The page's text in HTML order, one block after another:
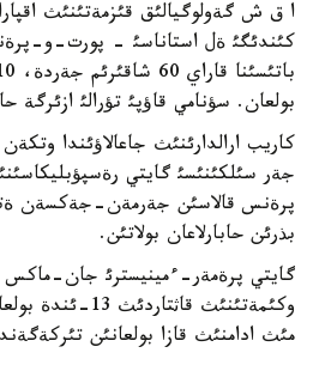
ا ق ش گةولوگيالئق قئزمةتئنئث
كئندئگئ ةل استاناسئ - پورت-و-
بولعان. سؤنامي قاؤپئ تؤرالئ
جةر سئلكئنئسئ گايتي
پرةنس قالاسئن جةرمةن-جةكسةن
بذرئن حابارلاعان بولاتئن.
گايتي پرةمةر-ءمينيسترئ جان-ماكس
مئث ادامنئث قازا بولعانئن